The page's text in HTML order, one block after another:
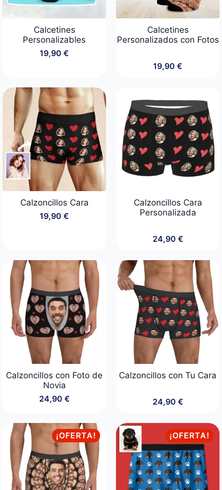
Calcetines
Personalizables
19,90 €
Calcetines
Personalizados con Fotos
19,90 €
Calzoncillos Cara
19,90 €
Calzoncillos Cara
Personalizada
24,90 €
Calzoncillos con Foto de
Novia
24,90 €
Calzoncillos con Tu Cara
24,90 €
¡OFERTA! ¡OFERTA!